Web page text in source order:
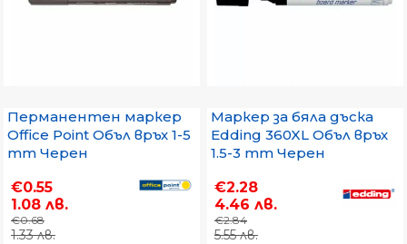
Перманентен маркер
Office Point Объл връх 1-5
mm Черен
€0.55
1.08 лв.
€0.68
1.33 лв.
Маркер за бяла дъска
Edding 360XL Объл връх
1.5-3 mm Черен
€2.28
4.46 лв.
€2.84
5.55 лв.